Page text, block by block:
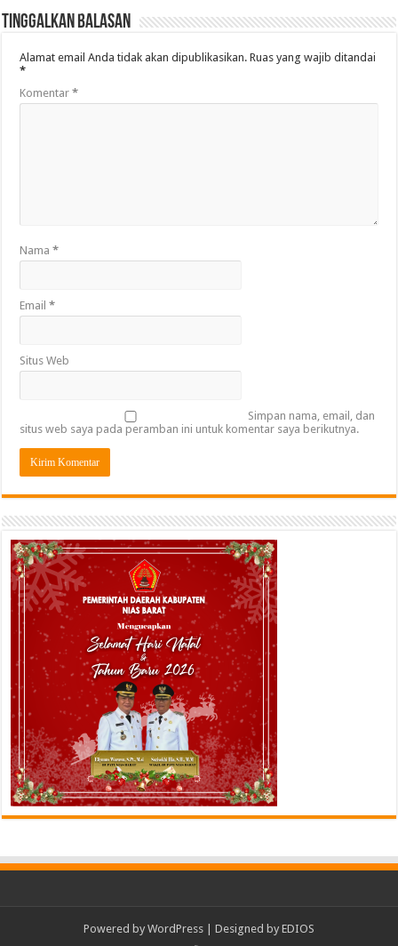
Tinggalkan Balasan
Alamat email Anda tidak akan dipublikasikan. Ruas yang wajib ditandai
*
Komentar*
Nama*
Email*
Situs Web
Simpan nama, email, dan
situs web saya pada peramban ini untuk komentar saya berikutnya.
Powered by WordPress | Designed by EDIOS